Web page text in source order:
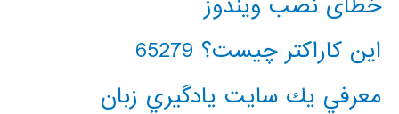
این کاراکتر چیست؟ 65279
معرفي يك سايت يادگيري زبان